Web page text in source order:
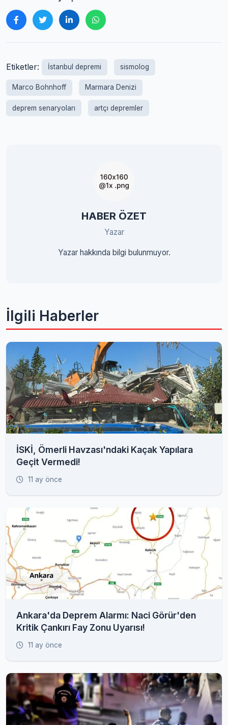
Etiketler: İstanbul depremi sismolog
Marco Bohnhoff Marmara Denizi
deprem senaryoları artçı depremler
HABER ÖZET
Yazar
Yazar hakkında bilgi bulunmuyor.
İlgili Haberler
İSKİ, Ömerli Havzası'ndaki Kaçak Yapılara
Geçit Vermedi!
11 ay önce
Ankara'da Deprem Alarmı: Naci Görür'den
Kritik Çankırı Fay Zonu Uyarısı!
11 ay önce